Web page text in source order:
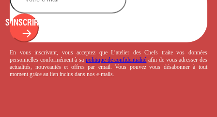
S'INSCRIRE
En vous inscrivant, vous acceptez que L’atelier des Chefs traite vos données
personnelles conformément à sa politique de confidentialité afin de vous adresser des
actualités, nouveautés et offres par email. Vous pouvez vous désabonner à tout
moment grâce au lien inclus dans nos e-mails.